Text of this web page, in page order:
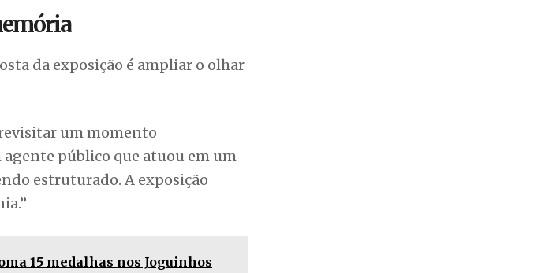
da exposição é ampliar o olhar
um momento
público que atuou em um
estruturado. A exposição
15 medalhas nos Joguinhos